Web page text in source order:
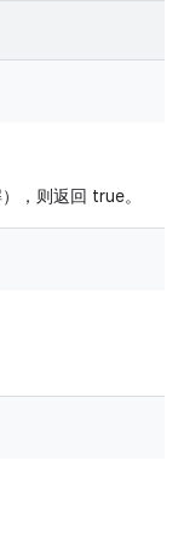
，则返回 true。